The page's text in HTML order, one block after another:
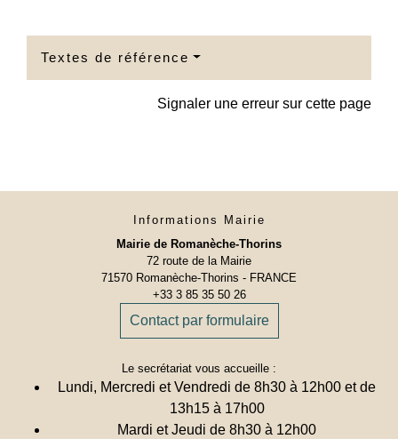
Textes de référence
Signaler une erreur sur cette page
Informations Mairie
Mairie de Romanèche-Thorins
72 route de la Mairie
71570 Romanèche-Thorins - FRANCE
+33 3 85 35 50 26
Contact par formulaire
Le secrétariat vous accueille :
Lundi, Mercredi et Vendredi de 8h30 à 12h00 et de
13h15 à 17h00
Mardi et Jeudi de 8h30 à 12h00